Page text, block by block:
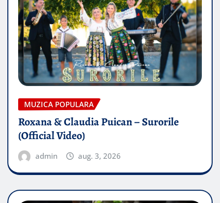
MUZICA POPULARA
Roxana & Claudia Puican – Surorile
(Official Video)
admin aug. 3, 2026